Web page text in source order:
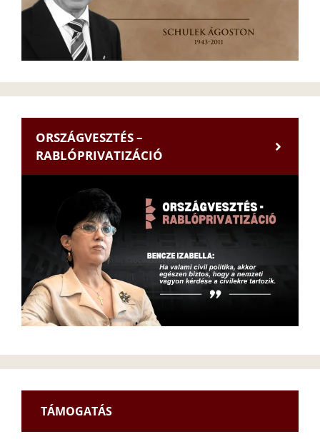
ORSZÁGVESZTÉS –
RABLÓPRIVATIZÁCIÓ
TÁMOGATÁS